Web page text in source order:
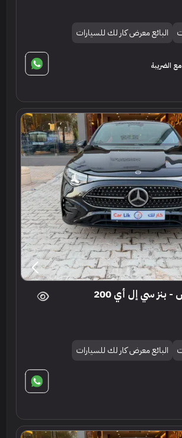
البائع معرض كار لك للسيارات
مع الضريبة
البائع معرض كار لك للسيارات